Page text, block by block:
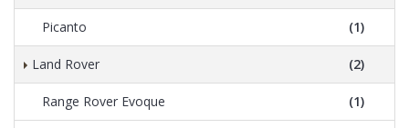
Picanto (1)
Land Rover (2)
Range Rover Evoque (1)